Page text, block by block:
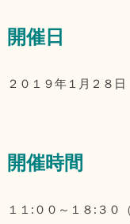
開催日
２０１９年１月２８
開催時間
１１:００～１８:３０